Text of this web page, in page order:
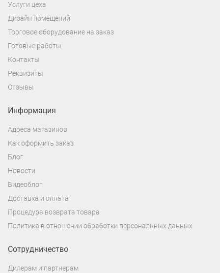
под установку динамиков любых
размеров.
Услуги цеха
Дизайн помещений
Торговое оборудование на заказ
Готовые работы
Контакты
Реквизиты
Отзывы
Информация
Адреса магазинов
Как оформить заказ
Блог
Новости
Видеоблог
Доставка и оплата
Процедура возврата товара
Политика в отношении обработки персональных данных
Сотрудничество
Дилерам и партнерам